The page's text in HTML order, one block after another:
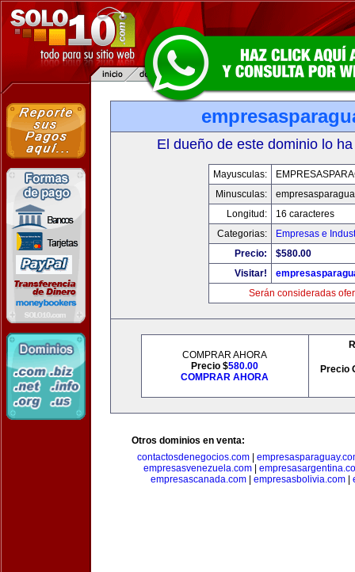
El dueño de este dominio lo
Mayusculas:
Minusculas:
Longitud:
16 caracteres
Categorias:
Empresas e
Precio:
$580.00
Visitar!
Serán consideradas
COMPRAR AHORA
Precio $580.00
COMPRAR AHORA
Precio
Otros dominios en venta:
contactosdenegocios.com
empresasvenezuela.com|
empresascanada.com| empresasbolivia.com|